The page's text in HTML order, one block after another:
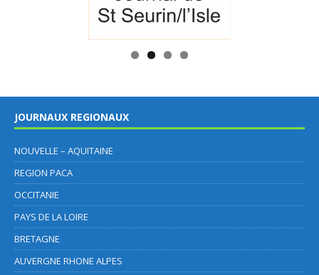
JOURNAUX REGIONAUX
NOUVELLE – AQUITAINE
REGION PACA
OCCITANIE
PAYS DE LA LOIRE
BRETAGNE
AUVERGNE RHONE ALPES